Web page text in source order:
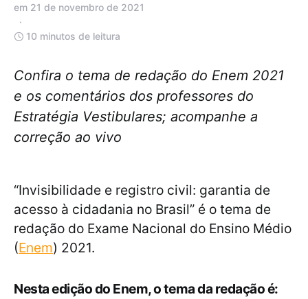
em 21 de novembro de 2021
10 minutos de leitura
Confira o tema de redação do Enem 2021
e os comentários dos professores do
Estratégia Vestibulares; acompanhe a
correção ao vivo
“Invisibilidade e registro civil: garantia de
acesso à cidadania no Brasil” é o tema de
redação do Exame Nacional do Ensino Médio
(Enem) 2021.
Nesta edição do Enem, o tema da redação é: